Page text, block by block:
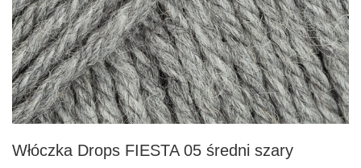
Włóczka Drops FIESTA 05 średni szary